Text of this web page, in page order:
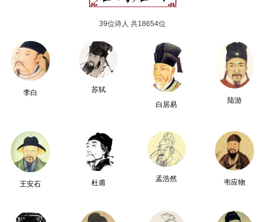
39位诗人 共18654位
李白
苏轼
白居易
陆游
王安石 杜甫
孟浩然 韦应物